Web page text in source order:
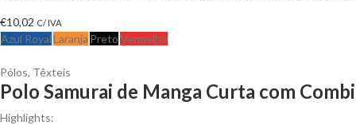
€10,02 C/ IVA
Azul RoyalLaranja PretoVermelho
Pólos, Têxteis
Polo Samurai de Manga Curta com
Highlights: